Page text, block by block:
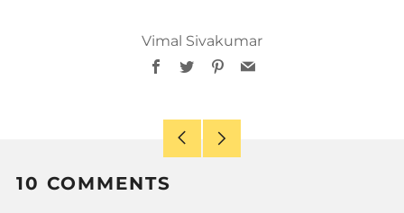
Vimal Sivakumar
Facebook
TwitterPinterest
Email
Older
10 COMMENTS